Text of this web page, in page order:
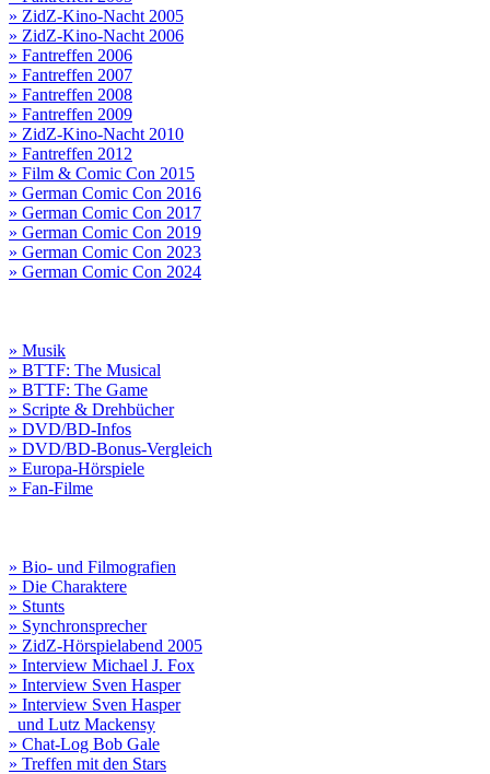
» ZidZ-Kino-Nacht 2005
» ZidZ-Kino-Nacht 2006
» Fantreffen 2006
» Fantreffen 2007
» Fantreffen 2008
» Fantreffen 2009
» ZidZ-Kino-Nacht 2010
» Fantreffen 2012
» Film & Comic Con 2015
» German Comic Con 2016
» German Comic Con 2017
» German Comic Con 2019
» German Comic Con 2023
» German Comic Con 2024
» Musik
» BTTF: The Musical
» BTTF: The Game
» Scripte & Drehbücher
» DVD/BD-Infos
» DVD/BD-Bonus-Vergleich
» Europa-Hörspiele
» Fan-Filme
» Bio- und Filmografien
» Die Charaktere
» Stunts
» Synchronsprecher
» ZidZ-Hörspielabend 2005
» Interview Michael J. Fox
» Interview Sven Hasper
» Interview Sven Hasper
und Lutz Mackensy
» Chat-Log Bob Gale
» Treffen mit den Stars